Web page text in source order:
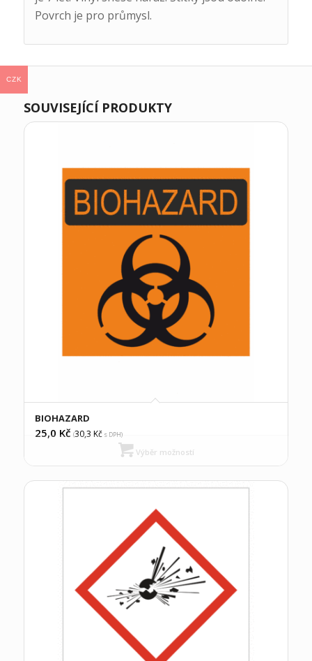
Povrch je pro průmysl.
SOUVISEJÍCÍ PRODUKTY
BIOHAZARD
25,0 Kč (30,3 Kčs DPH)
Výběr možností
CZK